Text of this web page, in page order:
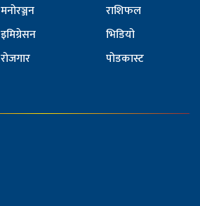
मनोरञ्जन
इमिग्रेसन
रोजगार
राशिफल
भिडियो
पोडकास्ट